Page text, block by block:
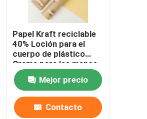
Papel Kraft reciclable
40% Loción para el
cuerpo de plástico
Crema para las manos
Cosméticos Tubos
blandos
Biodegradables Tubos
de compresión
Embalaje
Mejor precio
Contacto